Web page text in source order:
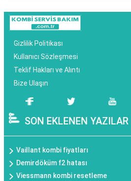
Gizlilik Politikası
Kullanıcı Sözleşmesi
Teklif Hakları ve Alıntı
Bize Ulaşın
SON EKLENEN YAZILAR
Vaillant kombi fiyatları
Demirdöküm f2 hatası
Viessmann kombi resetleme